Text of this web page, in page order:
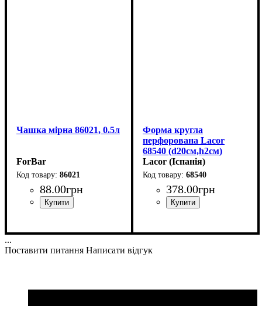
Чашка мірна 86021, 0.5л
ForBar
86021
88.00грн
Форма кругла
перфорована Lacor
68540 (d20см,h2см)
Lacor (Іспанія)
68540
378.00грн
...
Поставити питання Написати відгук